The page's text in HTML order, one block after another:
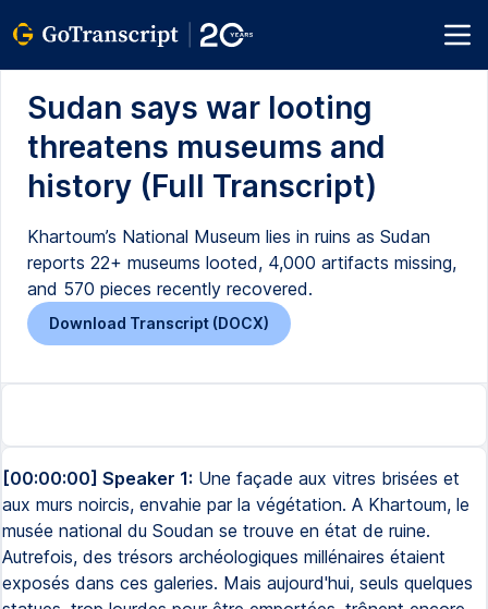
Sudan says war looting
threatens museums and
history (Full Transcript)
Khartoum’s National Museum lies in ruins as Sudan
reports 22+ museums looted, 4,000 artifacts missing,
and 570 pieces recently recovered.
Download Transcript (DOCX)
[00:00:00] Speaker 1: Une façade aux vitres brisées et
aux murs noircis, envahie par la végétation. A Khartoum, le
musée national du Soudan se trouve en état de ruine.
Autrefois, des trésors archéologiques millénaires étaient
exposés dans ces galeries. Mais aujourd'hui, seuls quelques